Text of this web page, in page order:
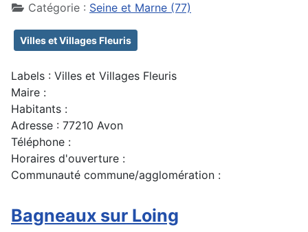
Catégorie : Seine et Marne (77)
Villes et Villages Fleuris
Labels : Villes et Villages Fleuris
Maire :
Habitants :
Adresse : 77210 Avon
Téléphone :
Horaires d'ouverture :
Communauté commune/agglomération :
Bagneaux sur Loing